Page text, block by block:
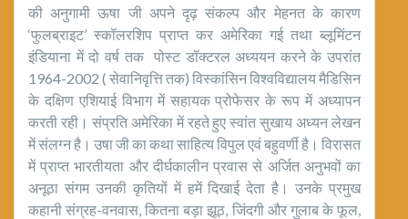
की अनुगामी ऊषा जी अपने दृढ़ संकल्प और मेहनत के कारण
‘फुलब्राइट’ स्कॉलरशिप प्राप्त कर अमेरिका गई तथा ब्लूमिंटन
इंडियाना में दो वर्ष तक पोस्ट डॉक्टरल अध्ययन करने के उपरांत
1964-2002 ( सेवानिवृत्ति तक) विस्कांसिन विश्वविद्यालय मैडिसिन
के दक्षिण एशियाई विभाग में सहायक प्रोफेसर के रूप में अध्यापन
करती रही। संप्रति अमेरिका में रहते हुए स्वांत सुखाय अध्यन लेखन
में संलग्न है। उषा जी का कथा साहित्य विपुल एवं बहुवर्णी है। विरासत
में प्राप्त भारतीयता और दीर्घकालीन प्रवास से अर्जित अनुभवों का
अनूठा संगम उनकी कृतियों में हमें दिखाई देता है। उनके प्रमुख
कहानी संग्रह-वनवास, कितना बड़ा झूठ, जिंदगी और गुलाब के फूल,